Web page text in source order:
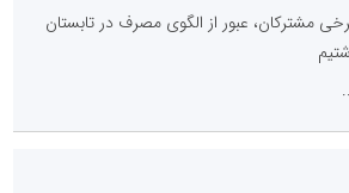
مشترکان، عبور از الگوی مصرف در تابستان